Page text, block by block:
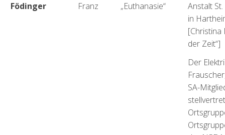
Födinger Franz „Euthanasie“
Anstalt
in
[Christina
der Zeit“]
Der
SA-